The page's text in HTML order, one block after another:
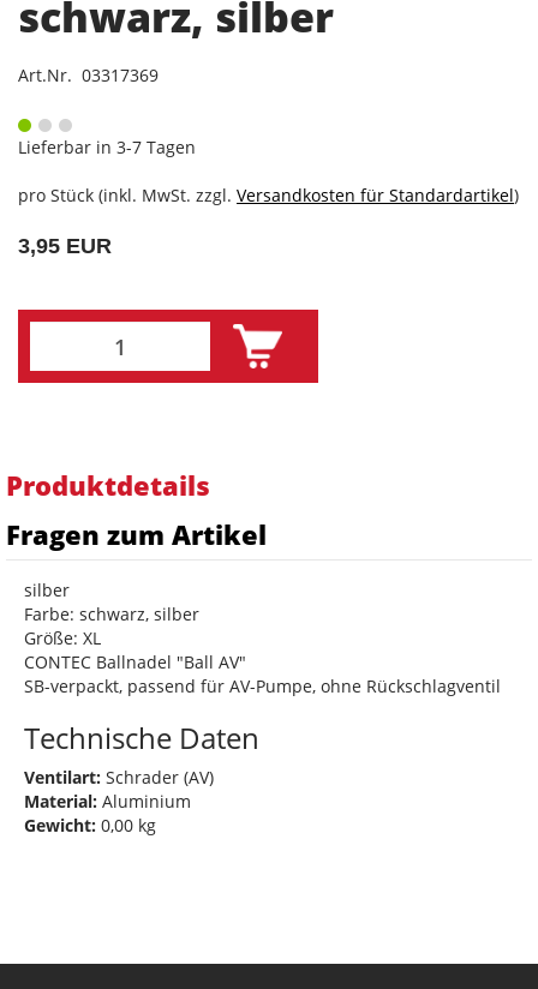
schwarz, silber
Art.Nr. 03317369
Lieferbar in 3-7 Tagen
pro Stück (inkl. MwSt. zzgl. Versandkosten für Standardartikel)
3,95 EUR
Produktdetails
Fragen zum Artikel
silber
Farbe: schwarz, silber
Größe: XL
CONTEC Ballnadel "Ball AV"
SB-verpackt, passend für AV-Pumpe, ohne Rückschlagventil
Technische Daten
Ventilart: Schrader (AV)
Material: Aluminium
Gewicht: 0,00 kg